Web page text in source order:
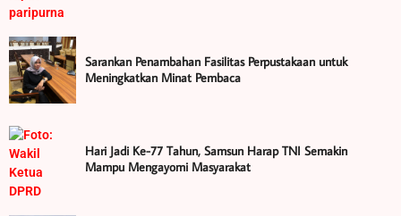
Sarankan Penambahan Fasilitas Perpustakaan untuk
Meningkatkan Minat Pembaca
Hari Jadi Ke-77 Tahun, Samsun Harap TNI Semakin
Mampu Mengayomi Masyarakat